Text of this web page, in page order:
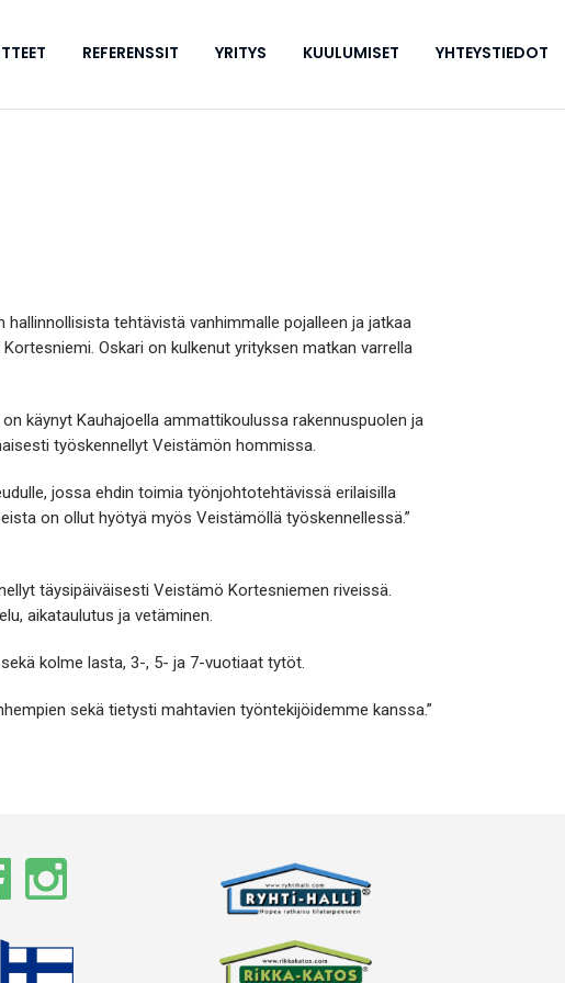
REFERENSSIT YRITYS KUULUMISET YHTEYSTIEDOT
tehtävistä vanhimmalle pojalleen ja jatkaa
Oskari on kulkenut yrityksen matkan varrella
käynyt Kauhajoella ammattikoulussa rakennuspuolen ja
työskennellyt Veistämön hommissa.
jossa ehdin toimia työnjohtotehtävissä erilaisilla
on ollut hyötyä myös Veistämöllä työskennellessä.”
täysipäiväisesti Veistämö Kortesniemen riveissä.
aikataulutus ja vetäminen.
kolme lasta, 3-, 5- ja 7-vuotiaat tytöt.
sekä tietysti mahtavien työntekijöidemme kanssa.”